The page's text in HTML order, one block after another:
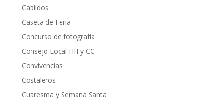
Cabildos
Caseta de Feria
Concurso de fotografía
Consejo Local HH y CC
Convivencias
Costaleros
Cuaresma y Semana Santa